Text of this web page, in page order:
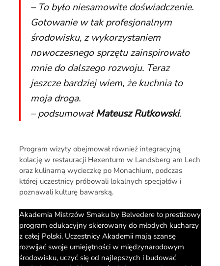
– To było niesamowite doświadczenie.
Gotowanie w tak profesjonalnym
środowisku, z wykorzystaniem
nowoczesnego sprzętu zainspirowało
mnie do dalszego rozwoju. Teraz
jeszcze bardziej wiem, że kuchnia to
moja droga.
– podsumowałMateusz Rutkowski.
Program wizyty obejmował również integracyjną
kolację w restauracji Hexenturm w Landsberg am Lech
oraz kulinarną wycieczkę po Monachium, podczas
której uczestnicy próbowali lokalnych specjałów i
poznawali kulturę bawarską.
Akademia Mistrzów Smaku by Belvedere to prestiżowy
program edukacyjny skierowany do młodych kucharzy
z całej Polski. Uczestnicy Akademii mają szansę
rozwijać swoje umiejętności w międzynarodowym
środowisku, uczyć się od najlepszych i budować